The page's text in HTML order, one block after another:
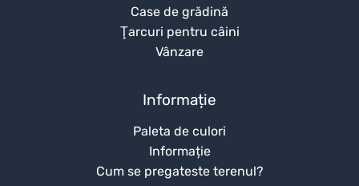
Case de grădină
Ţarcuri pentru câini
Vânzare
Informație
Paleta de culori
Informație
Cum se pregateste terenul?